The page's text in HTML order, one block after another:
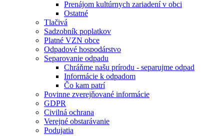
Prenájom kultúrnych zariadení v obci
Ostatné
Tlačivá
Sadzobník poplatkov
Platné VZN obce
Odpadové hospodárstvo
Separovanie odpadu
Chráňme našu prírodu - separujme odpad
Informácie k odpadom
Čo kam patrí
Povinne zverejňované informácie
GDPR
Civilná ochrana
Verejné obstarávanie
Podujatia